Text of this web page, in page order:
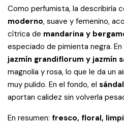
Como perfumista, la describiría
moderno, suave y femenino,
cítrica de mandarina y
especiado de pimienta negra.
jazmín grandiflorum y jazmín
magnolia y rosa, lo que le da un
muy pulido. En el fondo, el
aportan calidez sin volverla
En resumen: fresco, floral,